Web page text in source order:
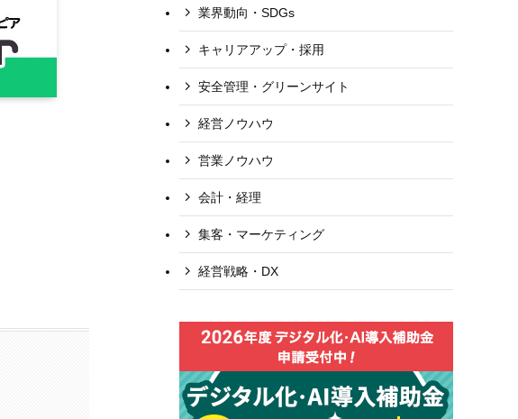
業界動向・SDGs
キャリアアップ・採用
安全管理・グリーンサイト
経営ノウハウ
営業ノウハウ
会計・経理
集客・マーケティング
経営戦略・DX